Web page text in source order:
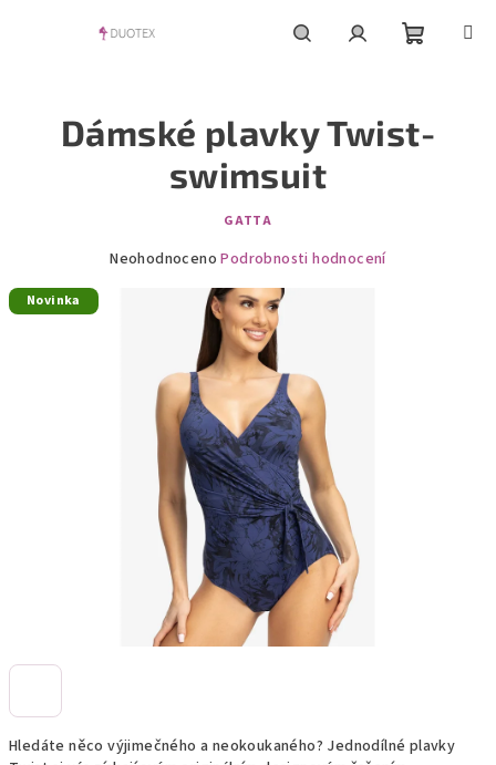
košík
Hledáte něco výjimečného a neokoukaného? Jednodílné plavky
Dámské plavky Twist-
swimsuit
GATTA
Průměrné
hvězdiček.
Neohodnoceno Podrobnosti hodnocení
Novinka